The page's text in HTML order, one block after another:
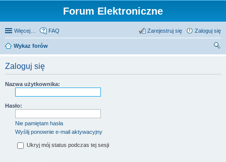
Forum Elektroniczne
Więcej… FAQ Zaloguj się
Zarejestruj się
Wykaz forów
Zaloguj się
Nazwa użytkownika:
Hasło:
Nie pamiętam hasła
Wyślij ponownie e-mail aktywacyjny
Ukryj mój status podczas tej sesji